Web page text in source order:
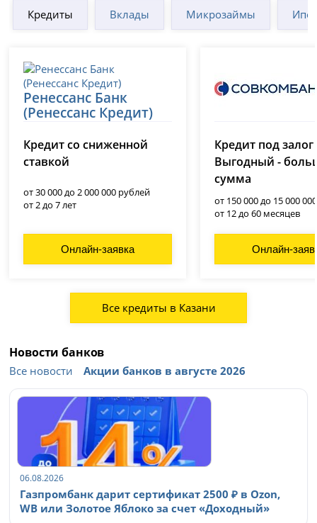
Кредиты Вклады Микрозаймы
Ренессанс Банк
(Ренессанс Кредит)
Кредит со сниженной
ставкой
от 30 000 до 2 000 000 рублей
от 2 до 7 лет
Онлайн-заявка
лицензия № 963
Кредит под залог
Выгодный -
сумма
от 150 000 до 15 000
от 12 до 60 месяцев
Онлайн-
Все кредиты в Казани
Новости банков
Все новости Акции банков в августе 2026
06.08.2026
Газпромбанк дарит сертификат 2500 ₽ в Ozon,
WB или Золотое Яблоко за счет «Доходный»